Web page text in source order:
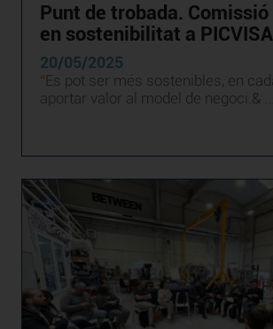
Punt de trobada.
en sostenibilitat a PICVISA
20/05/2025
“Es pot ser més sostenibles, en
aportar valor al model de negoci.& ...